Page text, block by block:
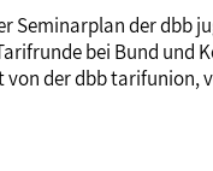
Seminarplan der dbb
bei Bund und
von der dbb tarifunion,